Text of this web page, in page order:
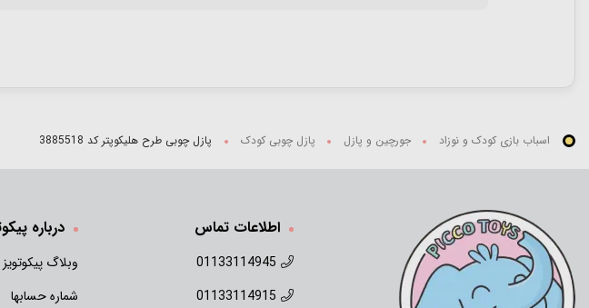
اسباب بازی کودک و نوزاد جورچین و پازل پازل چوبی کودک پازل چوبی طرح هلیکوپتر کد 3885518
اطلاعات تماس
01133114945
01133114915
درباره
وبلاگ پیکوتویز
شماره حسابها